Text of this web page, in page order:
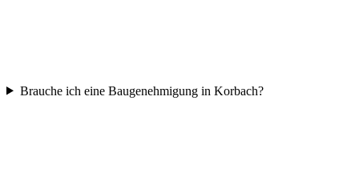
Brauche ich eine Baugenehmigung in Korbach?